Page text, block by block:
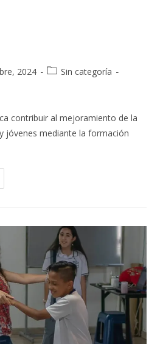
2024
Sin categoría
contribuir al mejoramiento de la
jóvenes mediante la formación